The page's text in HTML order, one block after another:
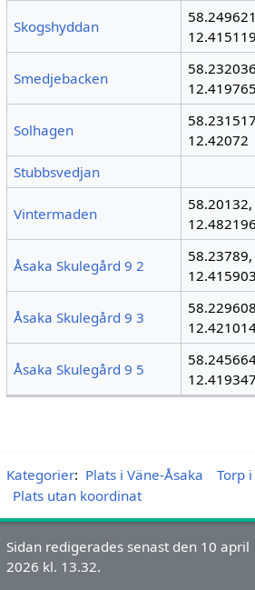
Skogshyddan
12.415119
Smedjebacken
12.419765
Solhagen
12.42072
Stubbsvedjan
Vintermaden
58.20132,
12.482196
Åsaka Skulegård 9 2
58.23789,
12.415903
Åsaka Skulegård 9 3
Åsaka Skulegård 9 5
12.419347
Kategorier: Plats i Väne-Åsaka
Torp
Plats utan koordinat
Sidan redigerades senast den 10 april
2026 kl. 13.32.